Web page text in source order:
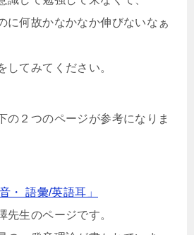
に何故かなかなか伸びないなぁ
してみてください。
の２つのページが参考になりま
・ 語彙/英語耳」
先生のページです。